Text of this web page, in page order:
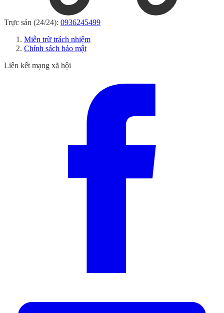
Trực sản (24/24): 0936245499
Miễn trừ trách nhiệm
Chính sách bảo mật
Liên kết mạng xã hội